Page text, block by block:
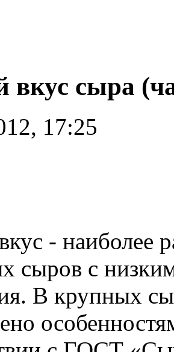
вкус сыра
17:25
- наиболее
сыров с
В крупных